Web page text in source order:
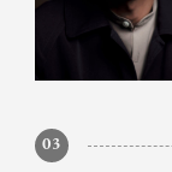
03